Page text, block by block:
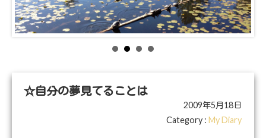
☆自分の夢見てることは
2009年5月18日
Category :My Diary